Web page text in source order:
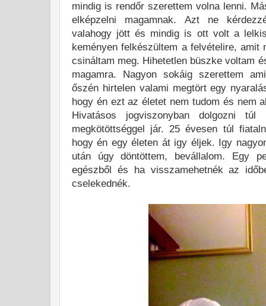
mindig is rendőr szerettem volna lenni.
elképzelni magamnak. Azt ne
valahogy jött és mindig is ott volt a
keményen felkészültem a felvételire, amit
csináltam meg. Hihetetlen büszke voltam
magamra. Nagyon sokáig szerettem
őszén hirtelen valami megtört egy
hogy én ezt az életet nem tudom és nem
Hivatásos jogviszonyban dolgozni
megkötöttséggel jár. 25 évesen túl
hogy én egy életen át igy éljek. Igy
után úgy döntöttem, bevállalom. Egy
egészből és ha visszamehetnék az
cselekednék.